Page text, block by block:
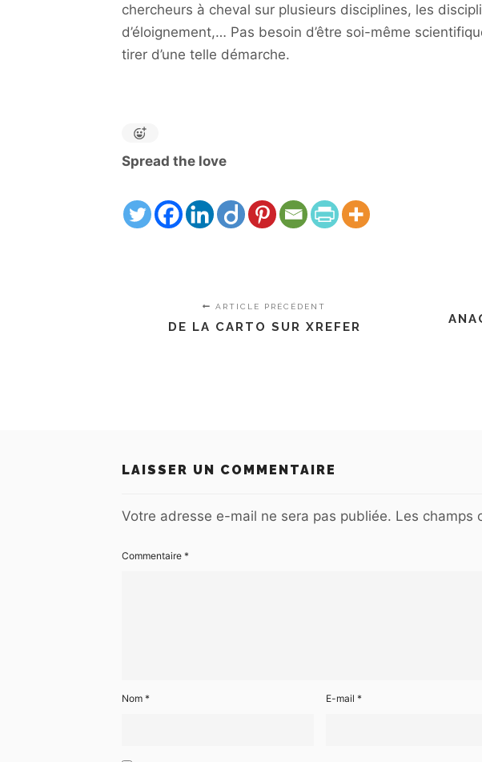
chercheurs à cheval sur plusieurs disciplines, les
d’éloignement,… Pas besoin d’être soi-même
tirer d’une telle démarche.
Spread the love
ARTICLE PRÉCÉDENT
DE LA CARTO SUR XREFER
LAISSER UN COMMENTAIRE
Votre adresse e-mail ne sera pas publiée. Les champs
Commentaire *
Nom * E-mail *